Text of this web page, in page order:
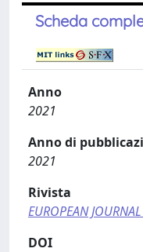
Scheda
Anno
2021
Anno di
2021
Rivista
EUROPEAN
DOI